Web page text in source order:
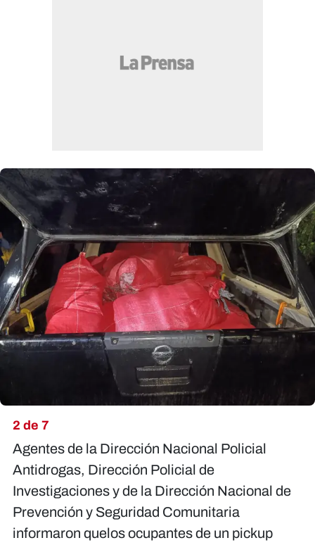
2 de 7
Agentes de la Dirección Nacional Policial
Antidrogas, Dirección Policial de
Investigaciones y de la Dirección Nacional de
Prevención y Seguridad Comunitaria
informaron quelos ocupantes de un pickup